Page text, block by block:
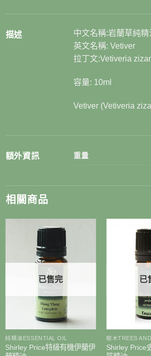
描述
中文名稱:岩蘭草純精
英文名稱: Vetiver
拉丁文:Vetiveria
容量: 10ml
Vetiver (Vetiveria
額外資訊 重量
相關商品
已售完
純精油ESSENTIAL OIL
Shirley Price特級有機伊蘭伊
已
樹木TREES
Shirley Price